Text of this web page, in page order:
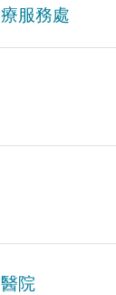
服務處
院